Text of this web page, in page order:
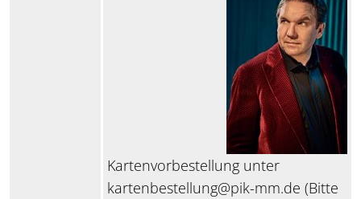
Kartenvorbestellung unter
kartenbestellung@pik-mm.de (Bitte